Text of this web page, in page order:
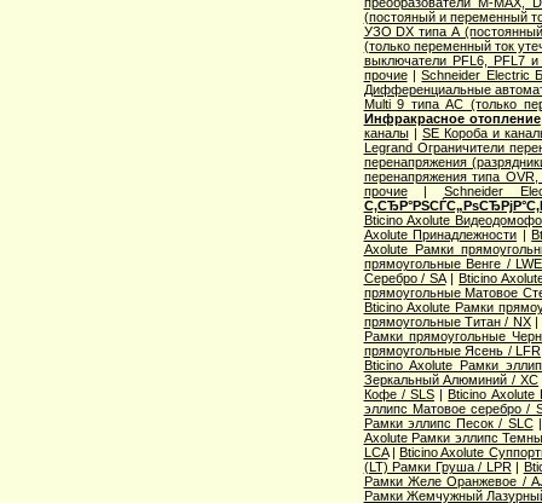
(постояный и переменный
УЗО DX типа А
(только переменный ток
выключатели PFL6, PFL7 и
прочие|Schneider Electric
Дифференциальные
Multi 9 типа АС (только
Инфракрасное отопление
каналы| SE Короба и
Legrand Ограничители
перенапряжения
перенапряжения типа
прочие|Schneider
Bticino Axolute
Axolute Принадлежности |
Axolute Рамки
прямоугольные Венге / LWE
Серебро / SA|Bticino
прямоугольные Матовое
Bticino Axolute Рамки
прямоугольные Титан / NX|
Рамки прямоугольные
прямоугольные Ясень / LFR
Bticino Axolute Рамки
Зеркальный Алюминий / XC
Кофе / SLS|Bticino Axolute
эллипс Матовое серебро /
Рамки эллипс Песок / SLC
Axolute Рамки эллипс
LCA|Bticino Axolute
(LT) Рамки Груша / LPR|
Рамки Желе Оранжевое /
Рамки Жемчужный